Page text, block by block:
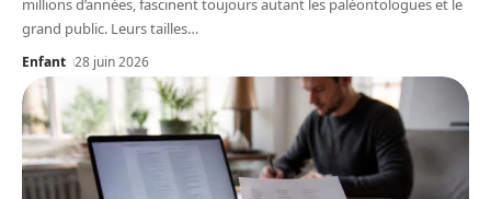
millions d’années, fascinent toujours autant les paléontologues et le
grand public. Leurs tailles…
Enfant 28 juin 2026